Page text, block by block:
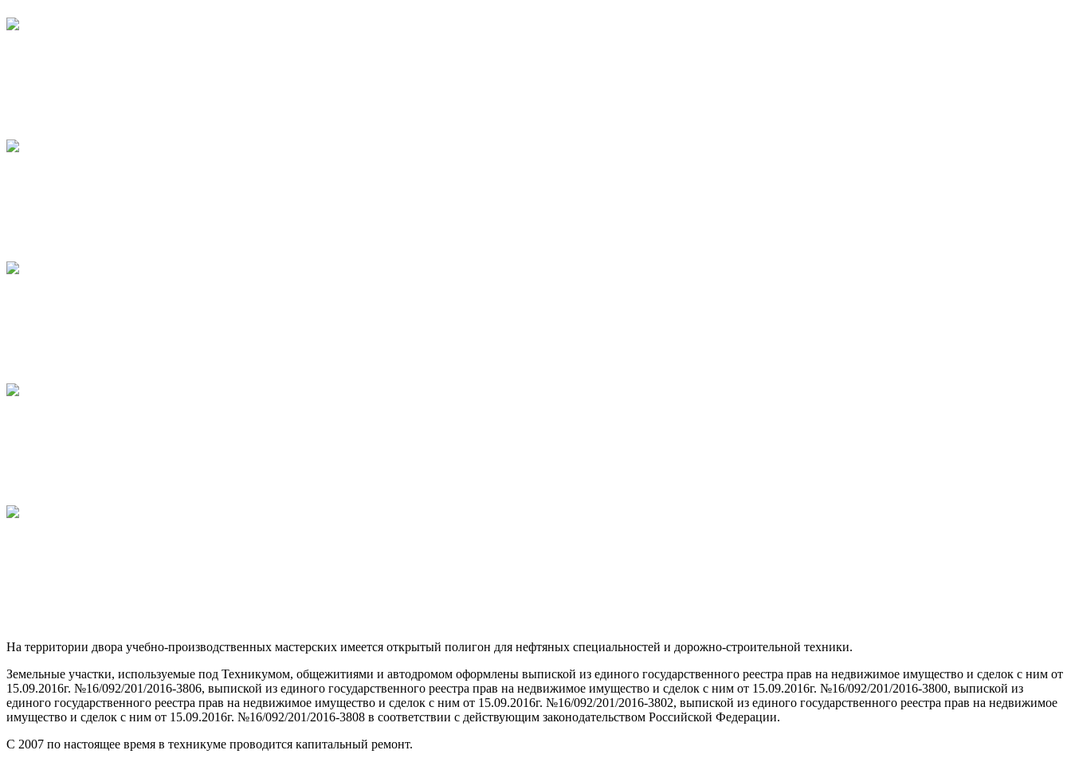
На территории двора учебно-производственных мастерских имеется открытый полигон для нефтяных специальностей и дорожно-строительной техники.
Земельные участки, используемые под Техникумом, общежитиями и автодромом оформлены выпиской из единого государственного реестра прав на недвижимое имущество и сделок с ним от
15.09.2016г. №16/092/201/2016-3806, выпиской из единого государственного реестра прав на недвижимое имущество и сделок с ним от 15.09.2016г. №16/092/201/2016-3800, выпиской из
единого государственного реестра прав на недвижимое имущество и сделок с ним от 15.09.2016г. №16/092/201/2016-3802, выпиской из единого государственного реестра прав на недвижимое
имущество и сделок с ним от 15.09.2016г. №16/092/201/2016-3808 в соответствии с действующим законодательством Российской Федерации.
С 2007 по настоящее время в техникуме проводится капитальный ремонт.